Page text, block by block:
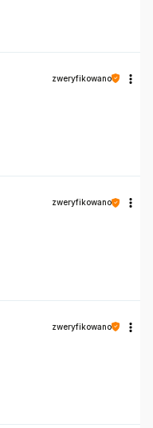
zweryfikowano
zweryfikowano
zweryfikowano